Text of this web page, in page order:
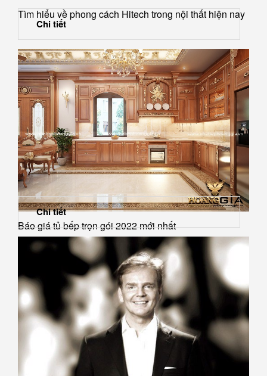
Tìm hiểu về phong cách Hitech trong nội thất hiện nay
Chi tiết
Báo giá tủ bếp trọn gói 2022 mới nhất
Chi tiết